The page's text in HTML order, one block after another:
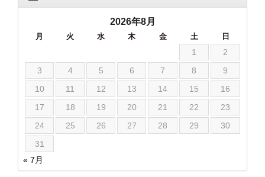
2026年8月
月 火 水 木 金 土 日
1
2
3
4 5 6 7 8
9
10
11 12 13 14 15
16
17
18 19 20 21 22
23
24
25 26 27 28 29
30
31
« 7月